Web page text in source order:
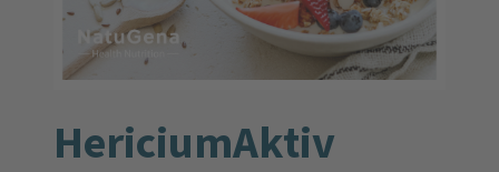
HericiumAktiv